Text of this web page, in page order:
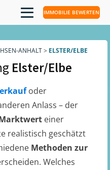
IMMOBILIE BEWERTEN
ANHALT> ELSTER/ELBE
Elster/Elbe
oder
Anlass – der
einer
realistisch geschätzt
Methoden zur
Welches